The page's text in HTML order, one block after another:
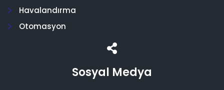
Havalandırma
Otomasyon
Sosyal Medya